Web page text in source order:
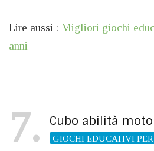
Lire aussi : Migliori giochi
anni
7 Cubo abilità
GIOCHI EDUCATIVI